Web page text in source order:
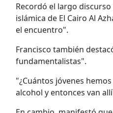
Recordó el largo
islámica de El Cairo Al
el encuentro".
Francisco también
fundamentalistas".
"¿Cuántos jóvenes
alcohol y entonces van